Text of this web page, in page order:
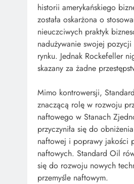
historii amerykańskiego
została oskarżona o
nieuczciwych praktyk
nadużywanie swojej
rynku. Jednak Rockefeller
skazany za żadne
Mimo kontrowersji,
znaczącą rolę w rozwoju
naftowego w Stanach
przyczyniła się do
naftowej i poprawy jakości
naftowych. Standard Oil
się do rozwoju nowych
przemyśle naftowym.